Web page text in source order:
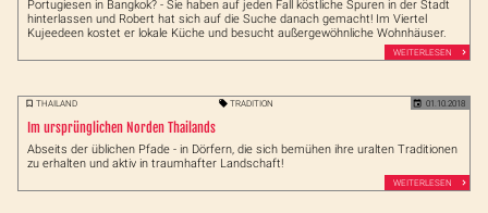
Portugiesen in Bangkok? - Sie haben auf jeden Fall köstliche Spuren in der Stadt
hinterlassen und Robert hat sich auf die Suche danach gemacht! Im Viertel
Kujeedeen kostet er lokale Küche und besucht außergewöhnliche Wohnhäuser.
WEITERLESEN
THAILAND TRADITION 01.10.2018
Im ursprünglichen Norden Thailands
Abseits der üblichen Pfade - in Dörfern, die sich bemühen ihre uralten Traditionen
zu erhalten und aktiv in traumhafter Landschaft!
WEITERLESEN